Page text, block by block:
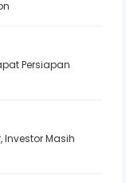
Persiapan
Investor Masih